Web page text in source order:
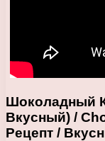
Шоколадный
Вкусный) /
Рецепт /